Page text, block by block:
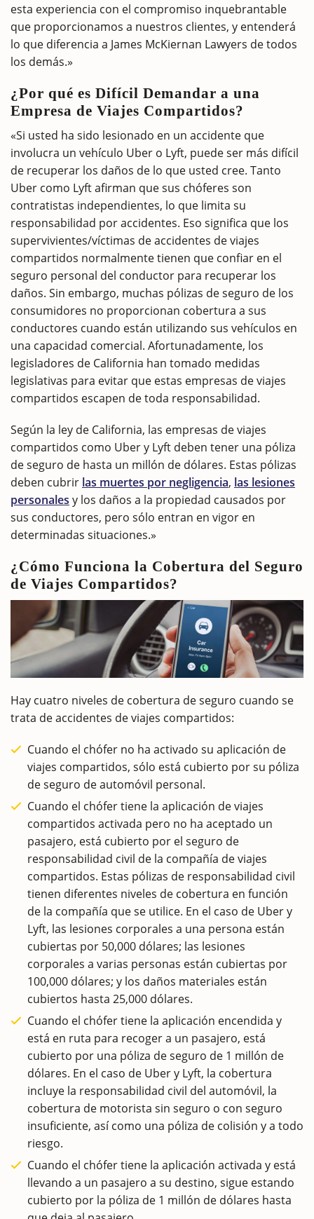
esta experiencia con el compromiso inquebrantable
que proporcionamos a nuestros clientes, y entenderá
lo que diferencia a James McKiernan Lawyers de todos
los demás.»
¿Por qué es Difícil Demandar a una
Empresa de Viajes Compartidos?
«Si usted ha sido lesionado en un accidente que
involucra un vehículo Uber o Lyft, puede ser más difícil
de recuperar los daños de lo que usted cree. Tanto
Uber como Lyft afirman que sus chóferes son
contratistas independientes, lo que limita su
responsabilidad por accidentes. Eso significa que los
supervivientes/víctimas de accidentes de viajes
compartidos normalmente tienen que confiar en el
seguro personal del conductor para recuperar los
daños. Sin embargo, muchas pólizas de seguro de los
consumidores no proporcionan cobertura a sus
conductores cuando están utilizando sus vehículos en
una capacidad comercial. Afortunadamente, los
legisladores de California han tomado medidas
legislativas para evitar que estas empresas de viajes
compartidos escapen de toda responsabilidad.
Según la ley de California, las empresas de viajes
compartidos como Uber y Lyft deben tener una póliza
de seguro de hasta un millón de dólares. Estas pólizas
deben cubrir las muertes por negligencia, las lesiones
personales y los daños a la propiedad causados por
sus conductores, pero sólo entran en vigor en
determinadas situaciones.»
¿Cómo Funciona la Cobertura del Seguro
de Viajes Compartidos?
Hay cuatro niveles de cobertura de seguro cuando se
trata de accidentes de viajes compartidos:
Cuando el chófer no ha activado su aplicación de
viajes compartidos, sólo está cubierto por su póliza
de seguro de automóvil personal.
Cuando el chófer tiene la aplicación de viajes
compartidos activada pero no ha aceptado un
pasajero, está cubierto por el seguro de
responsabilidad civil de la compañía de viajes
compartidos. Estas pólizas de responsabilidad civil
tienen diferentes niveles de cobertura en función
de la compañía que se utilice. En el caso de Uber y
Lyft, las lesiones corporales a una persona están
cubiertas por 50,000 dólares; las lesiones
corporales a varias personas están cubiertas por
100,000 dólares; y los daños materiales están
cubiertos hasta 25,000 dólares.
Cuando el chófer tiene la aplicación encendida y
está en ruta para recoger a un pasajero, está
cubierto por una póliza de seguro de 1 millón de
dólares. En el caso de Uber y Lyft, la cobertura
incluye la responsabilidad civil del automóvil, la
cobertura de motorista sin seguro o con seguro
insuficiente, así como una póliza de colisión y a todo
riesgo.
Cuando el chófer tiene la aplicación activada y está
llevando a un pasajero a su destino, sigue estando
cubierto por la póliza de 1 millón de dólares hasta